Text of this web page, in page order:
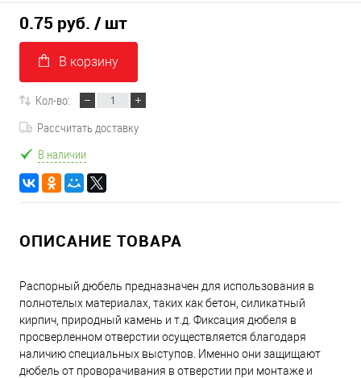
0.75 руб. / шт
В корзину
Кол-во:
Рассчитать доставку
В наличии
ОПИСАНИЕ ТОВАРА
Распорный дюбель предназначен для использования в
полнотелых материалах, таких как бетон, силикатный
кирпич, природный камень и т.д. Фиксация дюбеля в
просверленном отверстии осуществляется благодаря
наличию специальных выступов. Именно они защищают
дюбель от проворачивания в отверстии при монтаже и